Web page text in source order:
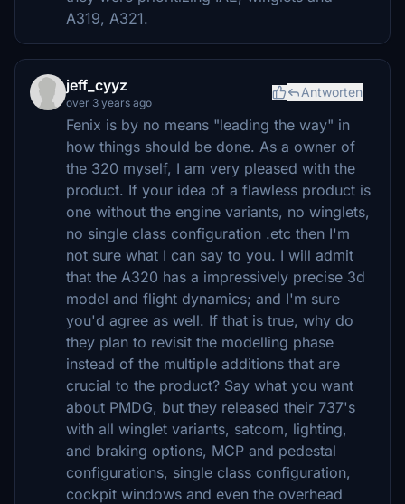
A319, A321.
jeff_cyyz
over 3 years ago
Antworten
Fenix is by no means "leading the way" in
how things should be done. As a owner of
the 320 myself, I am very pleased with the
product. If your idea of a flawless product is
one without the engine variants, no winglets,
no single class configuration .etc then I'm
not sure what I can say to you. I will admit
that the A320 has a impressively precise 3d
model and flight dynamics; and I'm sure
you'd agree as well. If that is true, why do
they plan to revisit the modelling phase
instead of the multiple additions that are
crucial to the product? Say what you want
about PMDG, but they released their 737's
with all winglet variants, satcom, lighting,
and braking options, MCP and pedestal
configurations, single class configuration,
cockpit windows and even the overhead